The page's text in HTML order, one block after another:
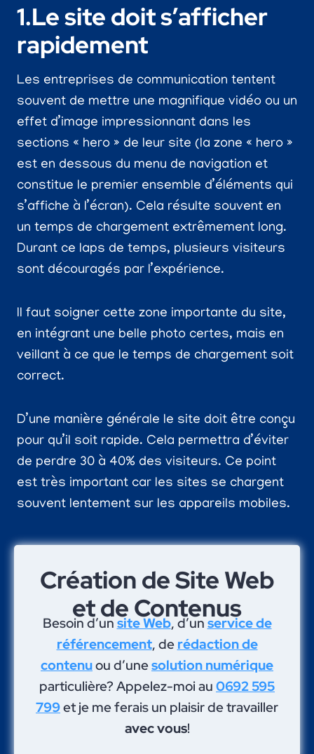
1.Le site doit s’afficher
rapidement
Les entreprises de communication tentent
souvent de mettre une magnifique vidéo ou un
effet d’image impressionnant dans les
sections « hero » de leur site (la zone « hero »
est en dessous du menu de navigation et
constitue le premier ensemble d’éléments qui
s’affiche à l’écran). Cela résulte souvent en
un temps de chargement extrêmement long.
Durant ce laps de temps, plusieurs visiteurs
sont découragés par l’expérience.
Il faut soigner cette zone importante du site,
en intégrant une belle photo certes, mais en
veillant à ce que le temps de chargement soit
correct.
D’une manière générale le site doit être conçu
pour qu’il soit rapide. Cela permettra d’éviter
de perdre 30 à 40% des visiteurs. Ce point
est très important car les sites se chargent
souvent lentement sur les appareils mobiles.
Création de Site Web
et de Contenus
Besoin d’un site Web, d’un service de
référencement, de rédaction de
contenuou d’unesolution numérique
particulière? Appelez-moi au 0692 595
799et je me ferais un plaisir de travailler
avec vous!